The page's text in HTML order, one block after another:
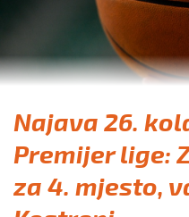
Najava 26.
Premijer lige:
za 4. mjesto,